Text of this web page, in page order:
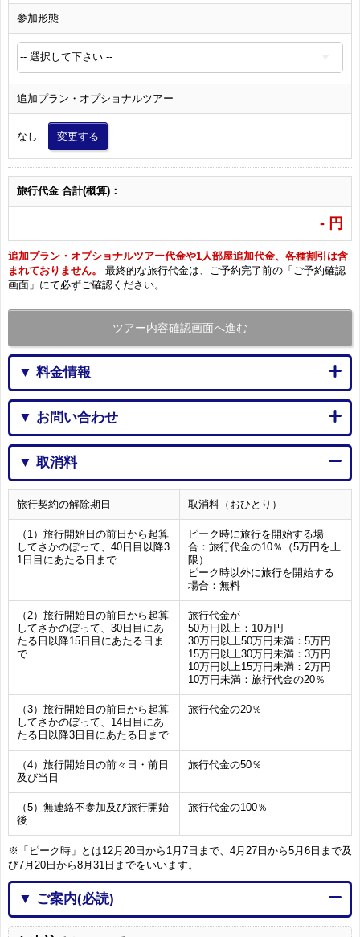
参加形態
追加プラン・オプショナルツアー
なし 変更する
旅行代金 合計(概算)：
- 円
追加プラン・オプショナルツアー代金や1人部屋追加代金、各種割引は含
まれておりません。
最終的な旅行代金は、ご予約完了前の「ご予約確認
画面」にて必ずご確認ください。
ツアー内容確認画面へ進む
▼ 料金情報
▼ お問い合わせ
▼ 取消料
旅行契約の解除期日 取消料（おひとり）
（1）旅行開始日の前日から起算
してさかのぼって、40日目以降3
1日目にあたる日まで
ピーク時に旅行を開始する場
合：旅行代金の10％（5万円を上
限）
ピーク時以外に旅行を開始する
場合：無料
（2）旅行開始日の前日から起算
してさかのぼって、30日目にあ
たる日以降15日目にあたる日ま
で
旅行代金が
50万円以上：10万円
30万円以上50万円未満：5万円
15万円以上30万円未満：3万円
10万円以上15万円未満：2万円
10万円未満：旅行代金の20％
（3）旅行開始日の前日から起算
してさかのぼって、14日目にあ
たる日以降3日目にあたる日まで
旅行代金の20％
（4）旅行開始日の前々日・前日
及び当日
旅行代金の50％
（5）無連絡不参加及び旅行開始
後
旅行代金の100％
※「ピーク時」とは12月20日から1月7日まで、4月27日から5月6日まで及
び7月20日から8月31日までをいいます。
▼ ご案内(必読)